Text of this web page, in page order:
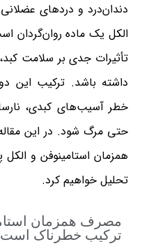
دندان‌درد و دردهای
الکل یک ماده روان‌گردان
تأثیرات جدی بر سلامت
داشته باشد. ترکیب این
خطر آسیب‌های کبدی،
حتی مرگ شود. در این
همزمان استامینوفن و
تحلیل خواهیم کرد.
مصرف همزمان
ترکیب خطرناک